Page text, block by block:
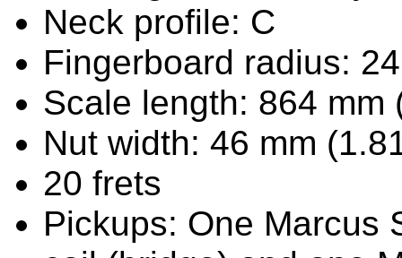
Neck profile: C
Fingerboard radius:
Scale length: 864 mm
Nut width: 46 mm
20 frets
Pickups: One Marcus